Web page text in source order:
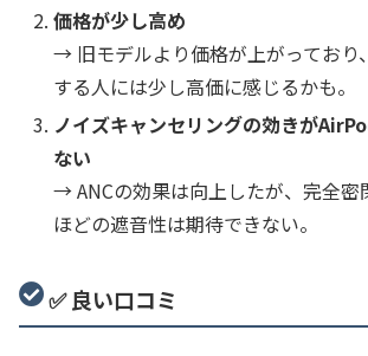
価格が少し高め
→ 旧モデルより価格が上がっており
する人には少し高価に感じるかも。
ノイズキャンセリングの効きが
ない
→ ANCの効果は向上したが、完全密
ほどの遮音性は期待できない。
✅ 良い口コミ